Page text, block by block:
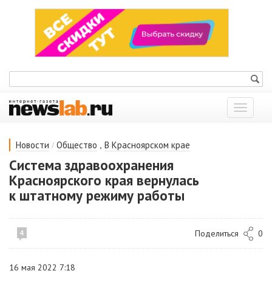
Показать
меню
Новости / Общество , В Красноярском крае
Система здравоохранения
Красноярского края вернулась
к штатному режиму работы
4 Поделиться 0
16 мая 2022 7:18